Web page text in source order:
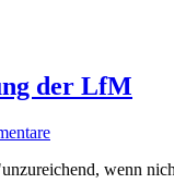
der LfM
wenn